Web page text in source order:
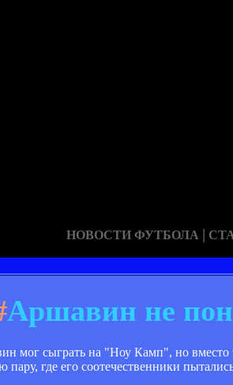
НОВОСТИ ФУТБОЛА |
Аршавин не
мог сыграть на "Ноу Камп", но вместо
пару, где его соотечественники